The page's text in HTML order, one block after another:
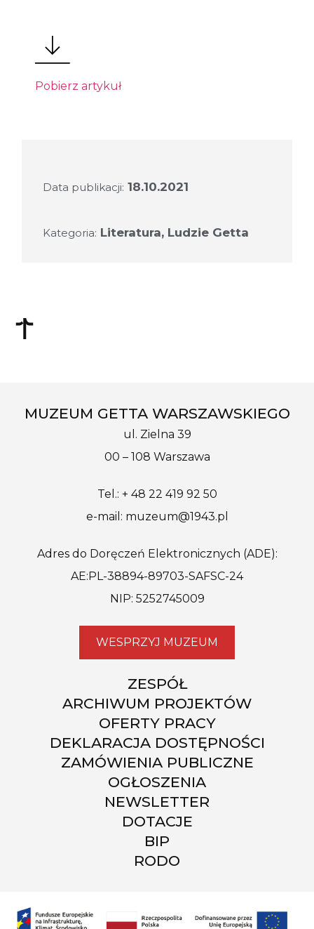
Pobierz artykuł
Data publikacji: 18.10.2021
Kategoria: Literatura, Ludzie Getta
MUZEUM GETTA WARSZAWSKIEGO
ul. Zielna 39
00 – 108 Warszawa
Tel.: + 48 22 419 92 50
e-mail: muzeum@1943.pl
Adres do Doręczeń Elektronicznych (ADE):
AE:PL-38894-89703-SAFSC-24
NIP: 5252745009
WESPRZYJ MUZEUM
ZESPÓŁ
ARCHIWUM PROJEKTÓW
OFERTY PRACY
DEKLARACJA DOSTĘPNOŚCI
ZAMÓWIENIA PUBLICZNE
OGŁOSZENIA
NEWSLETTER
DOTACJE
BIP
RODO